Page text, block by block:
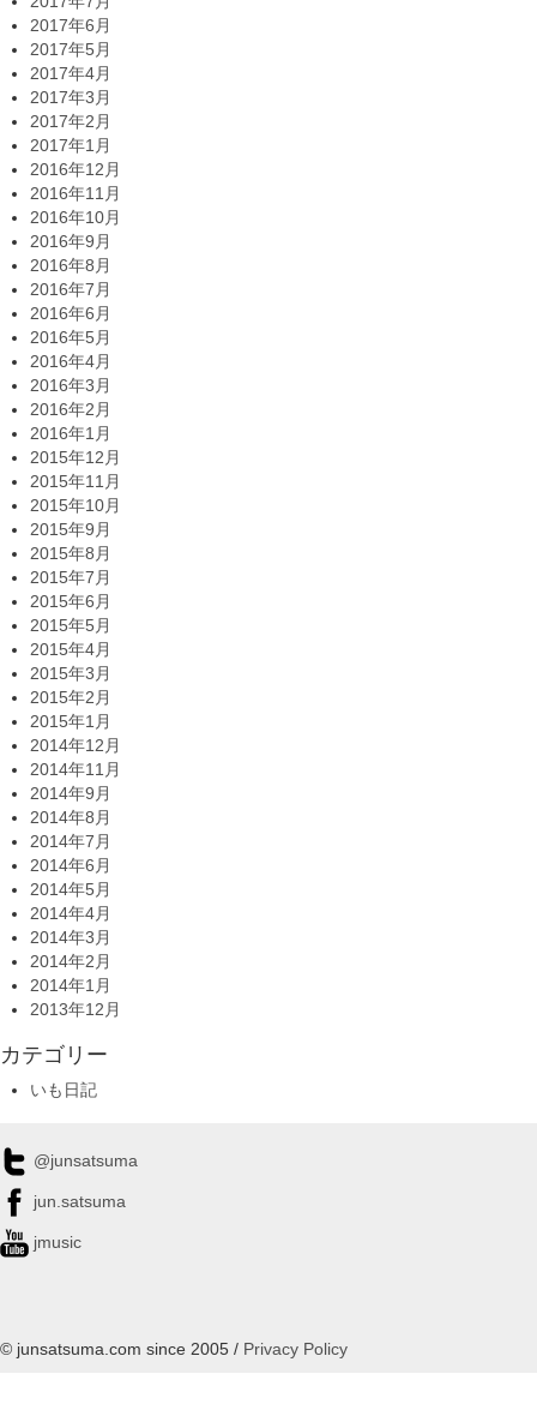
2017年6月
2017年5月
2017年4月
2017年3月
2017年2月
2017年1月
2016年12月
2016年11月
2016年10月
2016年9月
2016年8月
2016年7月
2016年6月
2016年5月
2016年4月
2016年3月
2016年2月
2016年1月
2015年12月
2015年11月
2015年10月
2015年9月
2015年8月
2015年7月
2015年6月
2015年5月
2015年4月
2015年3月
2015年2月
2015年1月
2014年12月
2014年11月
2014年9月
2014年8月
2014年7月
2014年6月
2014年5月
2014年4月
2014年3月
2014年2月
2014年1月
2013年12月
カテゴリー
いも日記
@junsatsuma
jun.satsuma
jmusic
© junsatsuma.com since 2005 / Privacy Policy